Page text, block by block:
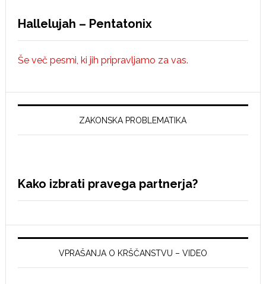
Hallelujah – Pentatonix
Še več pesmi, ki jih pripravljamo za vas.
ZAKONSKA PROBLEMATIKA
Kako izbrati pravega partnerja?
VPRAŠANJA O KRŠČANSTVU – VIDEO